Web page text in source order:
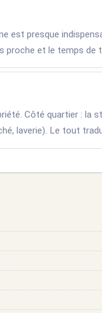
presque
et le temps
Côté quartier :
laverie). Le tout